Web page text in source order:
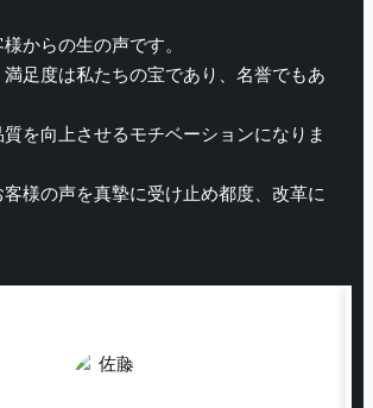
からの生の声です。
足度は私たちの宝であり、名誉でもあ
を向上させるモチベーションになりま
様の声を真摯に受け止め都度、改革に